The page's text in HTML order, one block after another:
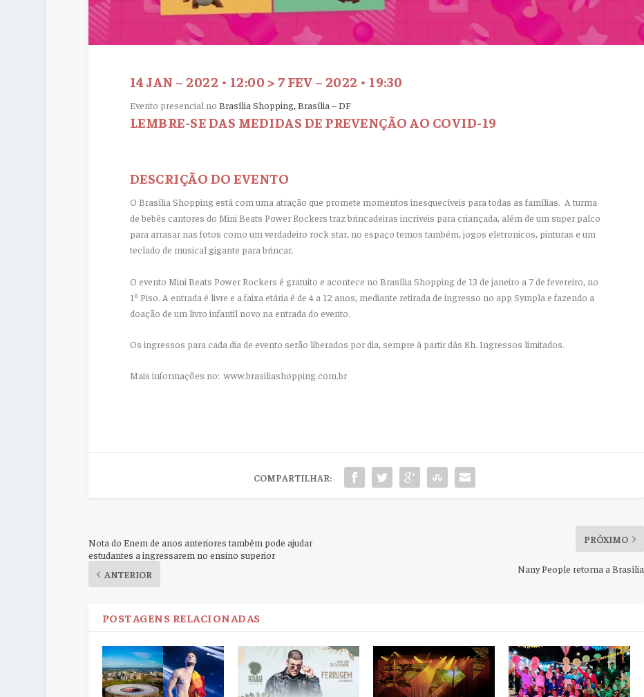
14 JAN – 2022 • 12:00 > 7 FEV – 2022 • 19:30
Evento presencial no Brasília Shopping, Brasília – DF
LEMBRE-SE DAS MEDIDAS DE PREVENÇÃO AO COVID-19
DESCRIÇÃO DO EVENTO
O Brasília Shopping está com uma atração que promete momentos inesquecíveis para todas as famílias. A turma
de bebês cantores do Mini Beats Power Rockers traz brincadeiras incríveis para criançada, além de um super palco
para arrasar nas fotos como um verdadeiro rock star, no espaço temos também, jogos eletronicos, pinturas e um
teclado de musical gigante para brincar.
O evento Mini Beats Power Rockers é gratuito e acontece no Brasília Shopping de 13 de janeiro a 7 de fevereiro, no
1º Piso. A entrada é livre e a faixa etária é de 4 a 12 anos, mediante retirada de ingresso no app Sympla e fazendo a
doação de um livro infantil novo na entrada do evento.
Os ingressos para cada dia de evento serão liberados por dia, sempre à partir dás 8h. Ingressos limitados.
Mais informações no: www.brasiliashopping.com.br
COMPARTILHAR:
Nota do Enem de anos anteriores também pode ajudar
estudantes a ingressarem no ensino superior
ANTERIOR
PRÓXIMO
Nany People retorna a Brasília
POSTAGENS RELACIONADAS